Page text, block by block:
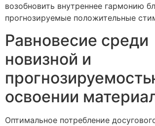
возобновить внутреннее гармонию
прогнозируемые положительные
Равновесие среди
новизной и
освоении
Оптимальное потребление